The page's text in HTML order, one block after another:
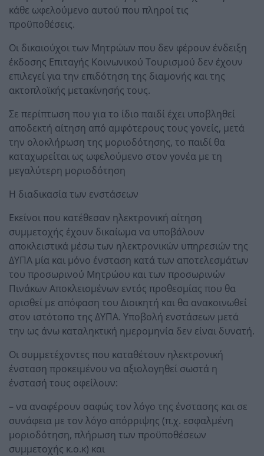
κάθε ωφελούμενο αυτού που πληροί τις
προϋποθέσεις.
Οι δικαιούχοι των Μητρώων που δεν φέρουν ένδειξη
έκδοσης Επιταγής Κοινωνικού Τουρισμού δεν έχουν
επιλεγεί για την επιδότηση της διαμονής και της
ακτοπλοϊκής μετακίνησής τους.
Σε περίπτωση που για το ίδιο παιδί έχει υποβληθεί
αποδεκτή αίτηση από αμφότερους τους γονείς, μετά
την ολοκλήρωση της μοριοδότησης, το παιδί θα
καταχωρείται ως ωφελούμενο στον γονέα με τη
μεγαλύτερη μοριοδότηση
Η διαδικασία των ενστάσεων
Εκείνοι που κατέθεσαν ηλεκτρονική αίτηση
συμμετοχής έχουν δικαίωμα να υποβάλουν
αποκλειστικά μέσω των ηλεκτρονικών υπηρεσιών της
ΔΥΠΑ μία και μόνο ένσταση κατά των αποτελεσμάτων
του προσωρινού Μητρώου και των προσωρινών
Πινάκων Αποκλειομένων εντός προθεσμίας που θα
ορισθεί με απόφαση του Διοικητή και θα ανακοινωθεί
στον ιστότοπο της ΔΥΠΑ. Υποβολή ενστάσεων μετά
την ως άνω καταληκτική ημερομηνία δεν είναι δυνατή.
Οι συμμετέχοντες που καταθέτουν ηλεκτρονική
ένσταση προκειμένου να αξιολογηθεί σωστά η
ένστασή τους οφείλουν:
– να αναφέρουν σαφώς τον λόγο της ένστασης και σε
συνάφεια με τον λόγο απόρριψης (π.χ. εσφαλμένη
μοριοδότηση, πλήρωση των προϋποθέσεων
συμμετοχής κ.ο.κ) και